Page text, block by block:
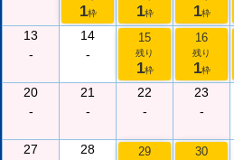
1枠 1枠 1枠
13
-
14
-
15
残り
1枠
16
残り
1枠
20
-
21
-
22
-
23
-
27
28
29 30